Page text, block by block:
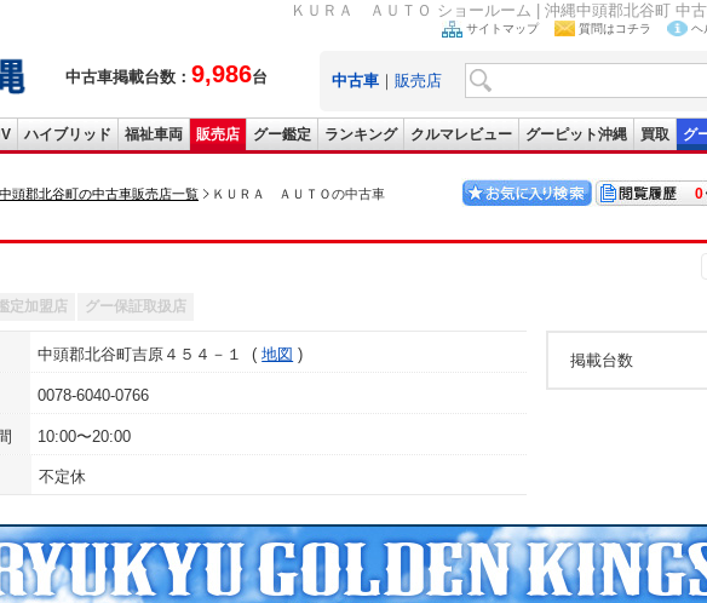
ＫＵＲＡ ＡＵＴＯ ショールーム | 沖縄中頭郡北谷町 中
中古車掲載台数： 9,986台
サイトマップ 質問はコチラ ヘ
中古車 ｜ 販売店
ハイブリッド 福祉車両 販売店 グー鑑定 ランキング クルマレビュー グーピット沖縄 買取 グ
頭郡北谷町の中古車販売店一覧
ＫＵＲＡ ＡＵＴＯの中古車
0
定加盟店 グー保証取扱店
中頭郡北谷町吉原４５４－１ 地図
0078-6040-0766
10:00〜20:00
不定休
掲載台数